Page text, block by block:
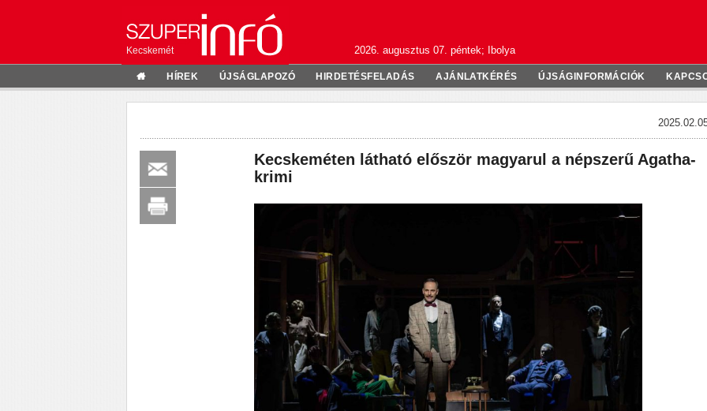
Kecskemét 2026. augusztus 07. péntek; Ibolya
HÍREK ÚJSÁGLAPOZÓ HIRDETÉSFELADÁS AJÁNLATKÉRÉS ÚJSÁGINFORMÁCIÓK
Kecskeméten látható először magyarul a népszerű Agatha-
krimi